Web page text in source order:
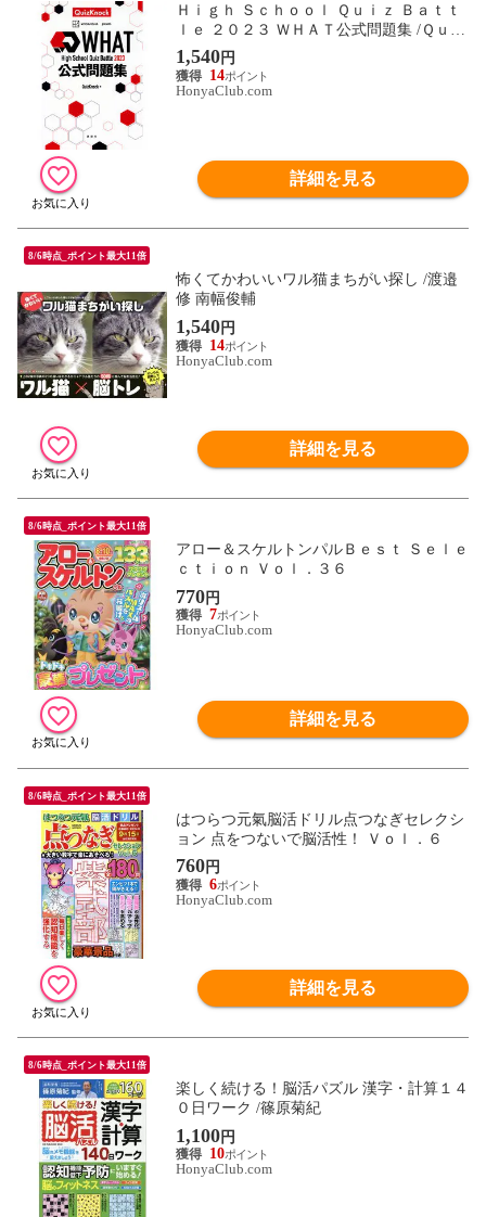
Ｈｉｇｈ Ｓｃｈｏｏｌ Ｑｕｉｚ Ｂａｔｔ
ｌｅ ２０２３ ＷＨＡＴ公式問題集 /Ｑｕｉ
ｚＫｎｏｃｋ
1,540円
14
HonyaClub.com
詳細を見る
8/6時点_ポイント最大11倍
怖くてかわいいワル猫まちがい探し /渡邉
修 南幅俊輔
1,540円
14
HonyaClub.com
詳細を見る
8/6時点_ポイント最大11倍
アロー＆スケルトンパルＢｅｓｔ Ｓｅｌｅ
ｃｔｉｏｎ Ｖｏｌ．３６
770円
7
HonyaClub.com
詳細を見る
8/6時点_ポイント最大11倍
はつらつ元氣脳活ドリル点つなぎセレクシ
ョン 点をつないで脳活性！ Ｖｏｌ．６
760円
6
HonyaClub.com
詳細を見る
8/6時点_ポイント最大11倍
楽しく続ける！脳活パズル 漢字・計算１４
０日ワーク /篠原菊紀
1,100円
10
HonyaClub.com